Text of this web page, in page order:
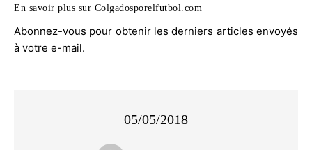
En savoir plus sur Colgadosporelfutbol.com
Abonnez-vous pour obtenir les derniers articles envoyés
à votre e-mail.
05/05/2018